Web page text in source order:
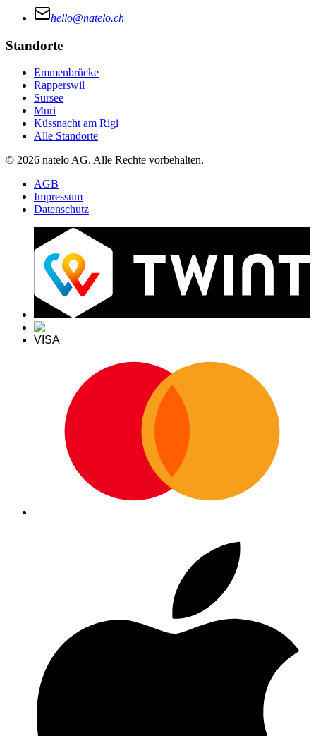
hello@natelo.ch
Standorte
Emmenbrücke
Rapperswil
Sursee
Muri
Küssnacht am Rigi
Alle Standorte
© 2026 natelo AG. Alle Rechte vorbehalten.
AGB
Impressum
Datenschutz
VISA